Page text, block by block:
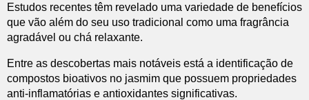
Estudos recentes têm revelado uma variedade de benefícios
que vão além do seu uso tradicional como uma fragrância
agradável ou chá relaxante.
Entre as descobertas mais notáveis está a identificação de
compostos bioativos no jasmim que possuem propriedades
anti-inflamatórias e antioxidantes significativas.